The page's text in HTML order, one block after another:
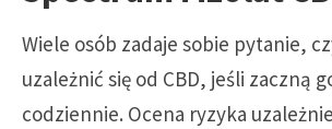
Wiele osób zadaje sobie pytanie,
uzależnić się od CBD, jeśli zaczną
codziennie. Ocena ryzyka